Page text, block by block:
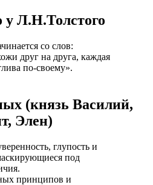
у Л.Н.Толстого
со слов:
друг на друга, каждая
по-своему».
(князь Василий,
Элен)
глупость и
под
принципов и